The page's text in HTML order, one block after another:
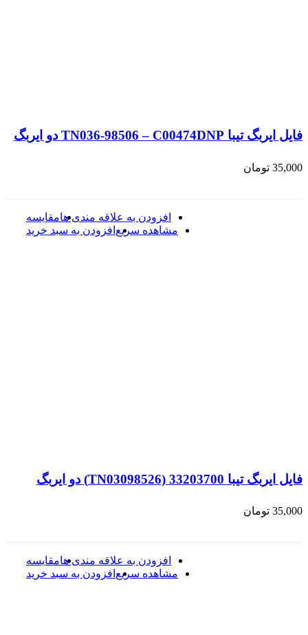
فایل ایربگ تیبا TN036-98506 – C00474DNP دو ایربگ
35,000 تومان
مقایسهافزودن به علاقه مندی ها
افزودن به سبد خرید مشاهده سریع
فایل ایربگ تیبا TN03098526) 33203700) دو ایربگ
35,000 تومان
مقایسهافزودن به علاقه مندی ها
افزودن به سبد خرید مشاهده سریع